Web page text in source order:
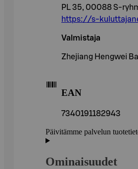
PL 35, 00088 S-
https://s-
Valmistaja
Zhejiang Hengwei
EAN
7340191182943
Päivitämme palvelun
Ominaisuudet